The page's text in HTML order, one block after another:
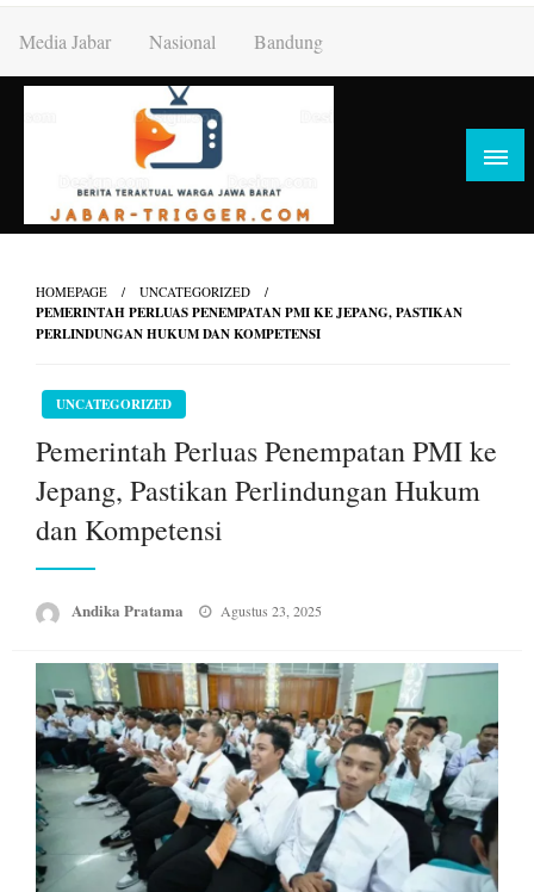
content
Media Jabar Nasional Bandung
HOMEPAGE UNCATEGORIZED
PEMERINTAH PERLUAS PENEMPATAN PMI KE JEPANG, PASTIKAN
PERLINDUNGAN HUKUM DAN KOMPETENSI
UNCATEGORIZED
Pemerintah Perluas Penempatan PMI ke
Jepang, Pastikan Perlindungan Hukum
dan Kompetensi
Andika Pratama
Posted
Agustus 23, 2025